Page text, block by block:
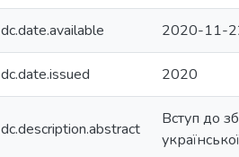
dc.date.available 2020-11-
dc.date.issued 2020
dc.description.abstract
Вступ до